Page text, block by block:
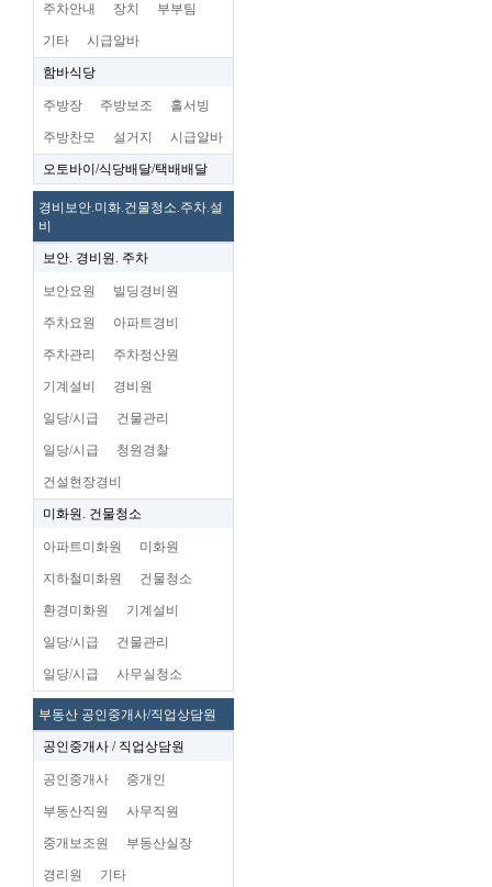
주차안내 장치 부부팀
기타 시급알바
함바식당
주방장 주방보조 홀서빙
주방찬모 설거지 시급알바
오토바이/식당배달/택배배달
경비보안.미화.건물청소.주차.설
비
보안. 경비원. 주차
보안요원 빌딩경비원
주차요원 아파트경비
주차관리 주차정산원
기계설비 경비원
일당/시급 건물관리
일당/시급 청원경찰
건설현장경비
미화원. 건물청소
아파트미화원 미화원
지하철미화원 건물청소
환경미화원 기계설비
일당/시급 건물관리
일당/시급 사무실청소
부동산 공인중개사/직업상담원
공인중개사 / 직업상담원
공인중개사 중개인
부동산직원 사무직원
중개보조원 부동산실장
경리원 기타